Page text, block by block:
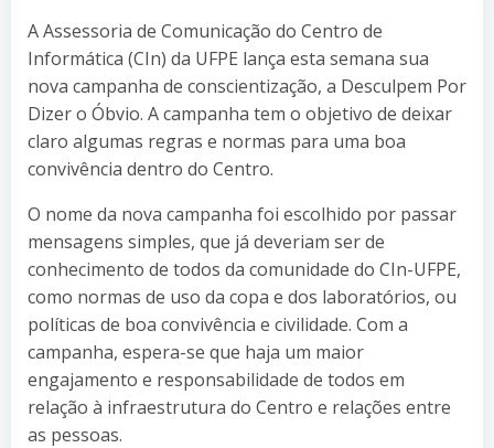
A Assessoria de Comunicação do Centro de
Informática (CIn) da UFPE lança esta semana sua
nova campanha de conscientização, a Desculpem Por
Dizer o Óbvio. A campanha tem o objetivo de deixar
claro algumas regras e normas para uma boa
convivência dentro do Centro.
O nome da nova campanha foi escolhido por passar
mensagens simples, que já deveriam ser de
conhecimento de todos da comunidade do CIn-UFPE,
como normas de uso da copa e dos laboratórios, ou
políticas de boa convivência e civilidade. Com a
campanha, espera-se que haja um maior
engajamento e responsabilidade de todos em
relação à infraestrutura do Centro e relações entre
as pessoas.